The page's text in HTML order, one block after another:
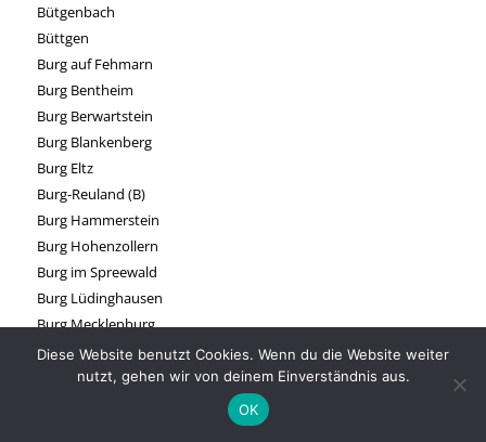
Bütgenbach
Büttgen
Burg auf Fehmarn
Burg Bentheim
Burg Berwartstein
Burg Blankenberg
Burg Eltz
Burg-Reuland (B)
Burg Hammerstein
Burg Hohenzollern
Burg im Spreewald
Burg Lüdinghausen
Burg Mecklenburg
Burg Nideggen
Burg Ravensburg
Diese Website benutzt Cookies. Wenn du die Website weiter
nutzt, gehen wir von deinem Einverständnis aus.
OK